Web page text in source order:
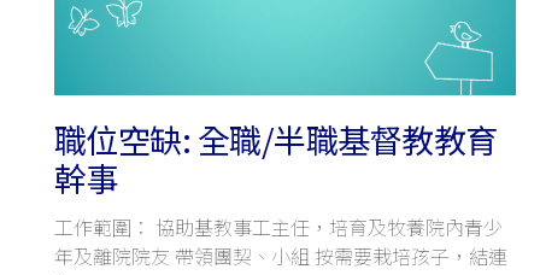
職位空缺: 全職/半職基督教教育
幹事
工作範圍： 協助基教事工主任，培育及牧養院內青少
年及離院院友 帶領團契、小組 按需要栽培孩子，結連